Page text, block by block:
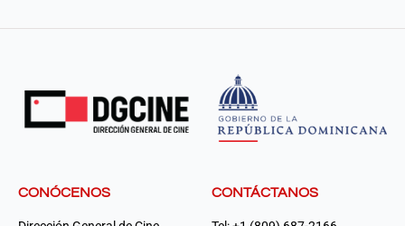
CONÓCENOS CONTÁCTANOS